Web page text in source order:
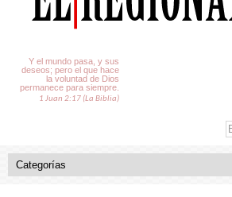
Y el mundo pasa, y sus
deseos; pero el que hace
la voluntad de Dios
permanece para siempre.
1 Juan 2:17 (La Biblia)